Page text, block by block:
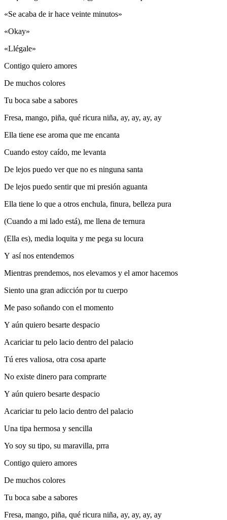
«Se acaba de ir hace veinte minutos»
«Okay»
«Llégale»
Contigo quiero amores
De muchos colores
Tu boca sabe a sabores
Fresa, mango, piña, qué ricura niña, ay, ay, ay, ay
Ella tiene ese aroma que me encanta
Cuando estoy caído, me levanta
De lejos puedo ver que no es ninguna santa
De lejos puedo sentir que mi presión aguanta
Ella tiene lo que a otros enchula, finura, belleza pura
(Cuando a mi lado está), me llena de ternura
(Ella es), media loquita y me pega su locura
Y así nos entendemos
Mientras prendemos, nos elevamos y el amor hacemos
Siento una gran adicción por tu cuerpo
Me paso soñando con el momento
Y aún quiero besarte despacio
Acariciar tu pelo lacio dentro del palacio
Tú eres valiosa, otra cosa aparte
No existe dinero para comprarte
Y aún quiero besarte despacio
Acariciar tu pelo lacio dentro del palacio
Una tipa hermosa y sencilla
Yo soy su tipo, su maravilla, prra
Contigo quiero amores
De muchos colores
Tu boca sabe a sabores
Fresa, mango, piña, qué ricura niña, ay, ay, ay, ay